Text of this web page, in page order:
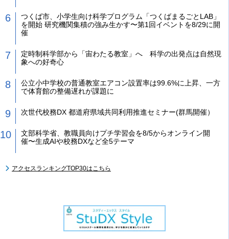
つくば市、小学生向け科学プログラム「つくばまるごとLAB」
を開始 研究機関集積の強み生かす〜第1回イベントを8/29に開
催
定時制科学部から「宙わたる教室」へ 科学の出発点は自然現
象への好奇心
公立小中学校の普通教室エアコン設置率は99.6%に上昇、一方
で体育館の整備遅れが課題に
次世代校務DX 都道府県域共同利用推進セミナー(群馬開催）
文部科学省、教職員向けプチ学習会を8/5からオンライン開
催〜生成AIや校務DXなど全5テーマ
アクセスランキングTOP30はこちら